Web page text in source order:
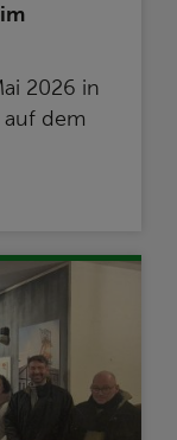
2026 in
auf dem